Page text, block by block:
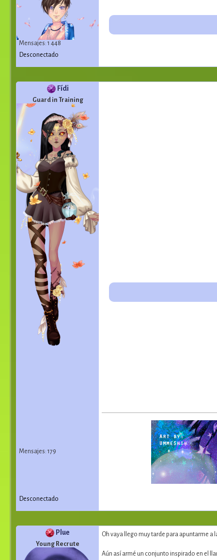
Mensajes: 1 448
Desconectado
Fídi
Guard in Training
Mensajes: 179
Desconectado
Plue
Young Recrute
Oh vaya llego muy tarde para apuntarme a
Aún así armé un conjunto inspirado en el